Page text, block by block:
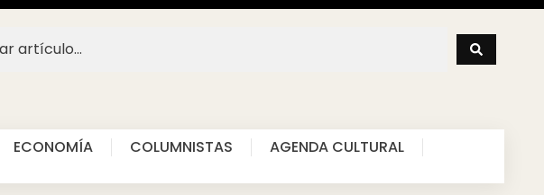
ECONOMÍA COLUMNISTAS
AGENDA CULTURAL